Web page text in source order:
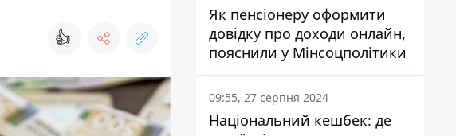
👍
Як пенсіонеру оформити
довідку про доходи онлайн,
пояснили у Мінсоцполітики
09:55, 27 серпня 2024
Національний кешбек: де